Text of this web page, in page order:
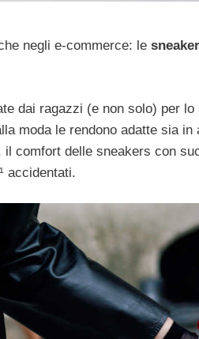
negli e-commerce: le
dai ragazzi (e non solo) per
moda le rendono adatte sia
comfort delle sneakers con
accidentati.